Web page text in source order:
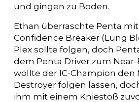
und gingen zu Boden.
Ethan überraschte Penta
Confidence Breaker (Lung
Plex sollte folgen, doch
dem Penta Driver zum Near-
wollte der IC-Champion den
Destroyer folgen lassen,
ihm mit einem Kniestoß